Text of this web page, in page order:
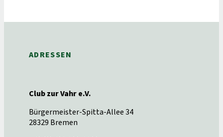
ADRESSEN
Club zur Vahr e.V.
Bürgermeister-Spitta-Allee 34
28329 Bremen